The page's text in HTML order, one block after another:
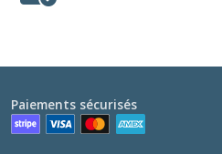
Paiements sécurisés